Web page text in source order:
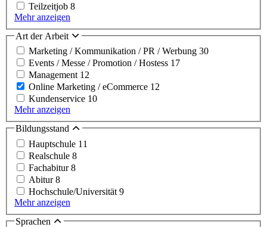
Teilzeitjob 8
Mehr anzeigen
Art der Arbeit
Marketing / Kommunikation / PR / Werbung 30
Events / Messe / Promotion / Hostess 17
Management 12
Online Marketing / eCommerce 12
Kundenservice 10
Mehr anzeigen
Bildungsstand
Hauptschule 11
Realschule 8
Fachabitur8
Abitur8
Hochschule/Universität 9
Mehr anzeigen
Sprachen